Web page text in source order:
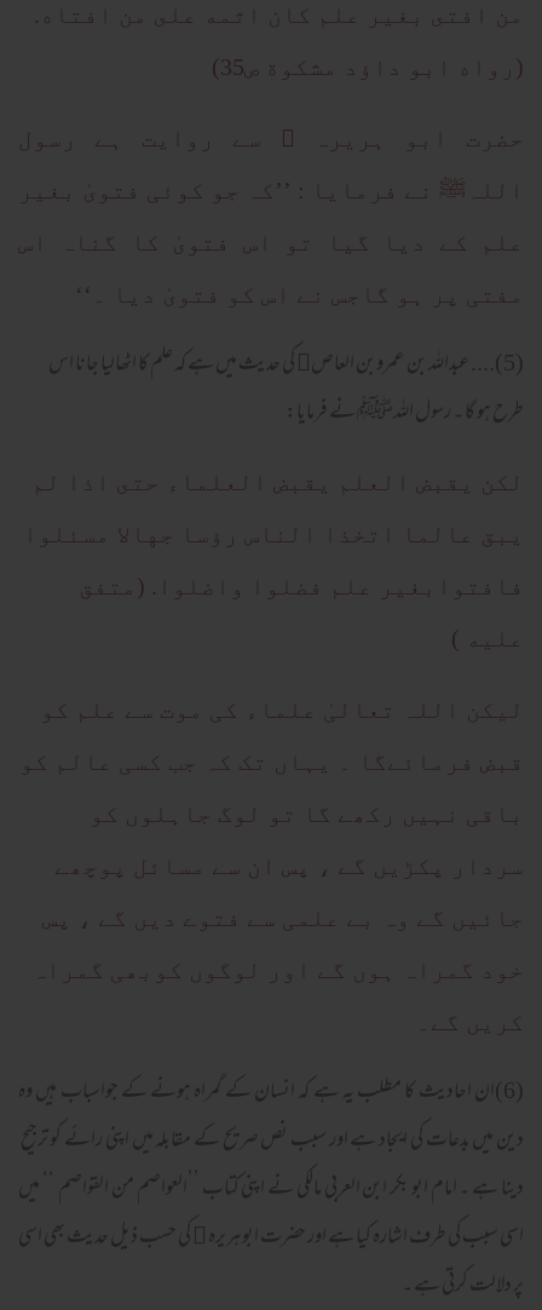
من افتى بغير علم كان اثمه على من افتاه.
(رواه ابو داؤد مشكوة ص35)
حضرت ابو ہریرہ ﷜ سے روایت ہے رسول
اللہﷺ نے فرمایا : ’’کہ جو کوئی فتویٰ بغیر
علم کے دیا گیا تو اس فتویٰ کا گناہ اس
مفتی پر ہو گاجس نے اس کو فتویٰ دیا ۔‘‘
(5).... عبداللہ بن عمروبن العاص﷜ کی حدیث میں ہے کہ علم کا اٹھالیا جانا اس
طرح ہو گا ۔ رسول اللہﷺ نے فرمایا:
لكن يقبض العلم يقبض العلماء حتى اذا لم
يبق عالما اتخذا الناس رؤسا جهالا مسئلوا
فافتوابغير علم فضلوا واضلوا. (متفق
عليه )
لیکن اللہ تعالیٰ علماء کی موت سے علم کو
قبض فرمائےگا ۔ یہاں تک کہ جب کسی عالم کو
باقی نہیں رکھے گا تو لوگ جاہلوں کو
سردار پکڑیں گے ، پس ان سے مسائل پوچھے
جائیں گے وہ بے علمی سے فتوے دیں گے ، پس
خود گمراہ ہوں گے اور لوگوں کوبھی گمراہ
کریں گے۔
(6)ان احادیث کا مطلب یہ ہے کہ انسان کے گمراہ ہونے کے جواسباب ہیں وہ
دین میں بدعات کی ایجاد ہے اور سبب نص صریح کے مقابلہ میں اپنی رائے کو ترجیح
دینا ہے ۔ امام ابو بکر ابن العربی مالکی نے اپنی کتاب ’’العواصم من القواصم ‘‘ میں
اسی سبب کی طرف اشارہ کیا ہے اور حضرت ابوہریرہ ﷜ کی حسب ذیل حدیث بھی اسی
پر دلالت کرتی ہے ۔